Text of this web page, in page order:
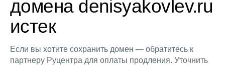
домена denisyakovlev.ru
истек
Если вы хотите сохранить домен — обратитесь к
партнеру Руцентра для оплаты продления. Уточнить